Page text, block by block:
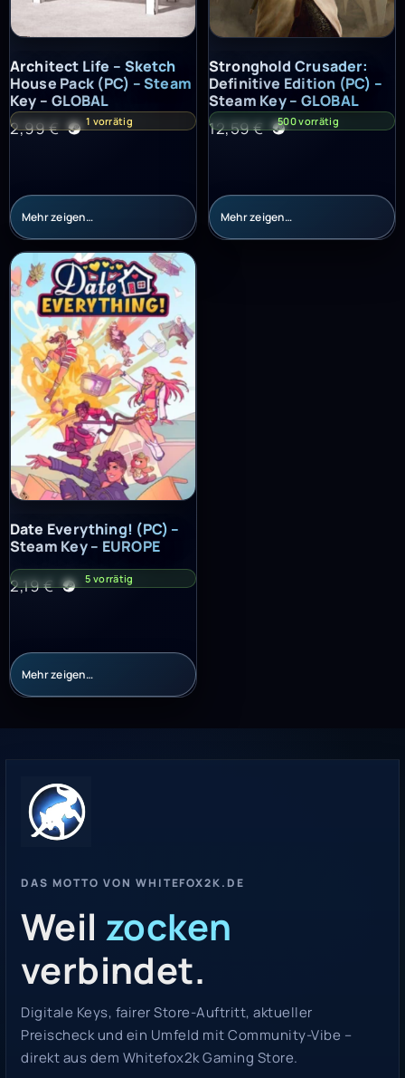
Architect Life – Sketch House Pack (PC) – Steam Key – GLOBAL
Architect Life – Sketch
House Pack (PC) – Steam
Key – GLOBAL
2,99€ 1 vorrätig
Mehr zeigen…
Stronghold Crusader: Definitive
Stronghold Crusader:
Definitive Edition (PC) –
Steam Key – GLOBAL
12,59€ 500 vorrätig
Mehr zeigen…
Date Everything! (PC) – Steam Key – EUROPE
Date Everything! (PC) –
Steam Key – EUROPE
2,19€ 5 vorrätig
Mehr zeigen…
DAS MOTTO VON WHITEFOX2K.DE
Weil zocken
verbindet.
Digitale Keys, fairer Store-Auftritt, aktueller
Preischeck und ein Umfeld mit Community-Vibe –
direkt aus dem Whitefox2k Gaming Store.